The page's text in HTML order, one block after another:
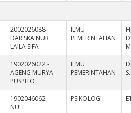
2002026088 -
DARISKA NUR
LAILA SIFA
ILMU
PEMERINTAHAN
1902026022 -
AGENG MURYA
PUSPITO
ILMU
PEMERINTAHAN
1902046062 -
NULL
PSIKOLOGI